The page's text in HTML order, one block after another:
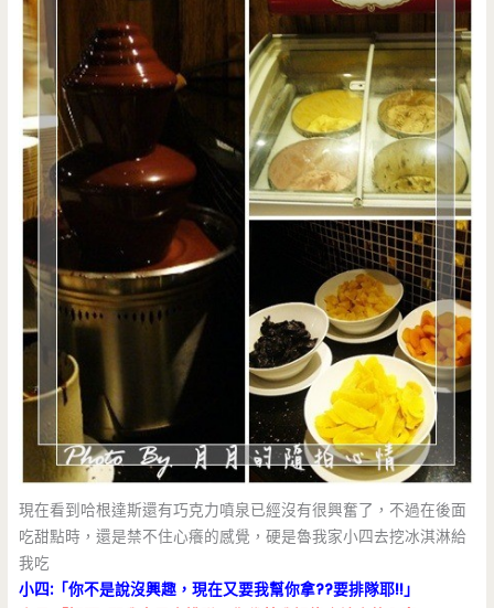
現在看到哈根達斯還有巧克力噴泉已經沒有很興奮了，不過在後面
吃甜點時，還是禁不住心癢的感覺，硬是魯我家小四去挖冰淇淋給
我吃
小四:「你不是說沒興趣，現在又要我幫你拿??要排隊耶!!」